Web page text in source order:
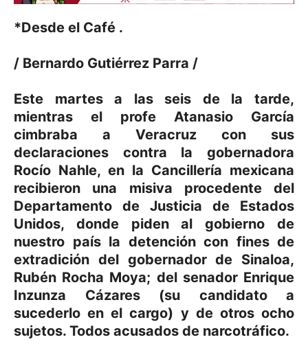
*Desde el Café .
/ Bernardo Gutiérrez Parra /
Este martes a las seis de la tarde,
mientras el profe Atanasio García
cimbraba a Veracruz con sus
declaraciones contra la gobernadora
Rocío Nahle, en la Cancillería mexicana
recibieron una misiva procedente del
Departamento de Justicia de Estados
Unidos, donde piden al gobierno de
nuestro país la detención con fines de
extradición del gobernador de Sinaloa,
Rubén Rocha Moya; del senador Enrique
Inzunza Cázares (su candidato a
sucederlo en el cargo) y de otros ocho
sujetos. Todos acusados de narcotráfico.